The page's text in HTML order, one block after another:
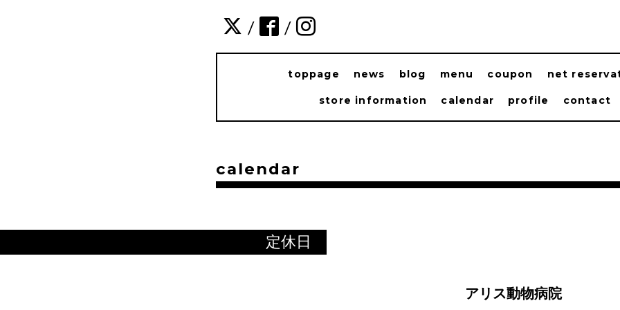
/ /
toppage news blog menu coupon net
store information calendar profile contact
calendar
定休日
アリス動物病院